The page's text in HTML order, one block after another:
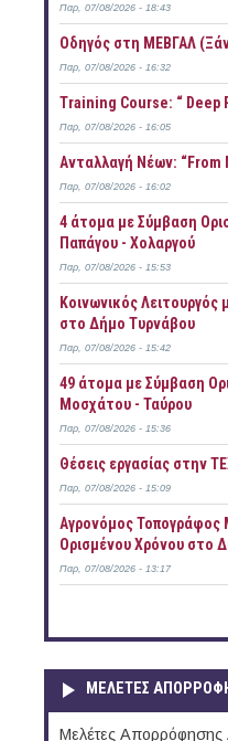
Παρ, 07/08/2026 - 18:43
Οδηγός στη ΜΕΒΓΑΛ
Παρ, 07/08/2026 - 16:32
Training Course: “ Deep
Παρ, 07/08/2026 - 16:05
Ανταλλαγή Νέων: “From
Παρ, 07/08/2026 - 16:02
4 άτομα με Σύμβαση
Παπάγου - Χολαργού
Παρ, 07/08/2026 - 15:53
Κοινωνικός
στο Δήμο Τυρνάβου
Παρ, 07/08/2026 - 15:42
49 άτομα με Σύμβαση
Μοσχάτου - Ταύρου
Παρ, 07/08/2026 - 15:36
Θέσεις εργασίας στην
Παρ, 07/08/2026 - 15:09
Αγρονόμος Τοπογράφος
Ορισμένου Χρόνου στο
Παρ, 07/08/2026 - 13:17
ΜΕΛΕΤΕΣ
Μελέτες Απορρόφησης